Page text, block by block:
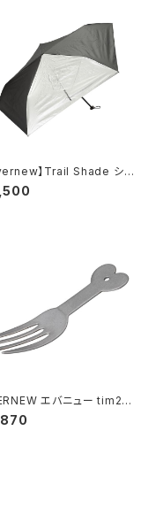
】Trail Shade シル
エバニュー tim2フ
ティムティム